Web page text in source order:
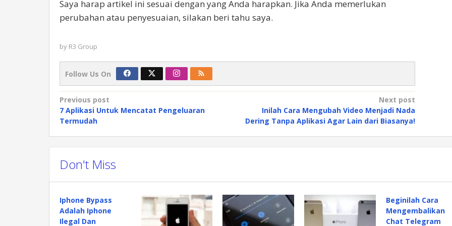
Saya harap artikel ini sesuai dengan yang Anda harapkan. Jika Anda memerlukan
perubahan atau penyesuaian, silakan beri tahu saya.
by R3 Group
Follow Us On
Post
navigation
Previous post
7 Aplikasi Untuk Mencatat Pengeluaran
Termudah
Next post
Inilah Cara Mengubah Video Menjadi Nada
Dering Tanpa Aplikasi Agar Lain dari Biasanya!
Don't Miss
Iphone Bypass
Adalah Iphone
Ilegal Dan
Beginilah Cara
Mengembalikan
Chat Telegram